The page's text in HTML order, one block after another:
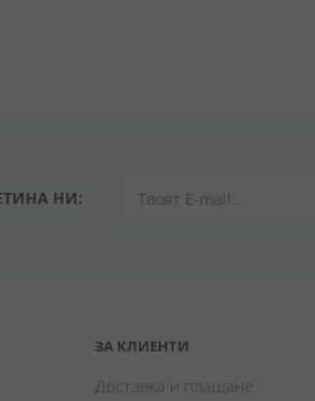
НИ:
ЗА КЛИЕНТИ
Доставка и плащане